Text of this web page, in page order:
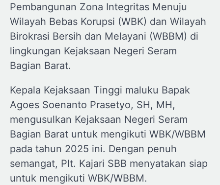
Pembangunan Zona Integritas Menuju
Wilayah Bebas Korupsi (WBK) dan Wilayah
Birokrasi Bersih dan Melayani (WBBM) di
lingkungan Kejaksaan Negeri Seram
Bagian Barat.
Kepala Kejaksaan Tinggi maluku Bapak
Agoes Soenanto Prasetyo, SH, MH,
mengusulkan Kejaksaan Negeri Seram
Bagian Barat untuk mengikuti WBK/WBBM
pada tahun 2025 ini. Dengan penuh
semangat, Plt. Kajari SBB menyatakan siap
untuk mengikuti WBK/WBBM.